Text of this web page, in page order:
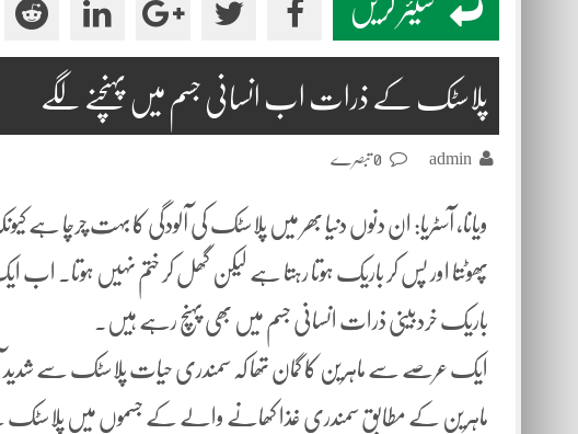
شیئر کریں
پلاسٹک کے ذرات اب انسانی جسم میں پہنچنے لگے
admin
ویانا، آسٹریا: ان دنوں دنیا بھر میں پلاسٹک کی آلودگی کا بہت چرچا ہے
پھوٹتا اور پس کر باریک ہوتا رہتا ہے لیکن گھل کر ختم نہیں
باریک خردبینی ذرات انسانی جسم میں بھی پہنچ رہے ہیں۔
ایک عرصے سے ماہرین کا گمان تھا کہ سمندری حیات پلاسٹک سے شدید
ماہرین کے مطابق سمندری غذا کھانے والے کے جسموں میں پلاسٹک